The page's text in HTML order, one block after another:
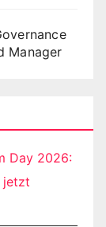
Manager
Day 2026:
jetzt